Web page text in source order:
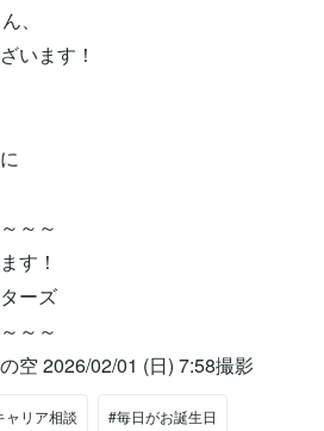
、
います！
～～
す！
ーズ
～～
空 2026/02/01 (日) 7:58撮影
ャリア相談 #毎日がお誕生日